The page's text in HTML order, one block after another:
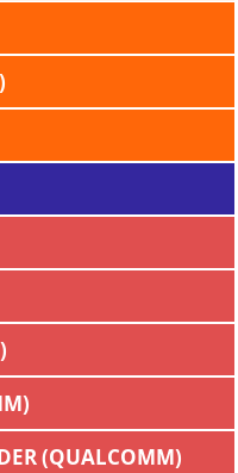
(QUALCOMM)